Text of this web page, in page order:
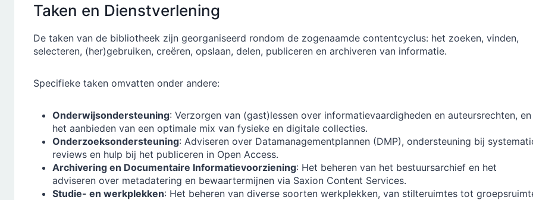
Taken en Dienstverlening
De taken van de bibliotheek zijn georganiseerd rondom de zogenaamde contentcyclus: het zoeken, vinden,
selecteren, (her)gebruiken, creëren, opslaan, delen, publiceren en archiveren van informatie.
Specifieke taken omvatten onder andere:
Onderwijsondersteuning: Verzorgen van (gast)lessen over informatievaardigheden en auteursrechten, en
het aanbieden van een optimale mix van fysieke en digitale collecties.
Onderzoeksondersteuning: Adviseren over Datamanagementplannen (DMP), ondersteuning bij
reviews en hulp bij het publiceren in Open Access.
Archivering en Documentaire Informatievoorziening: Het beheren van het bestuursarchief en het
adviseren over metadatering en bewaartermijnen via Saxion Content Services.
Studie- en werkplekken: Het beheren van diverse soorten werkplekken, van stilteruimtes tot